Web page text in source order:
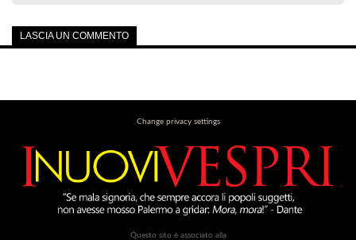
LASCIA UN COMMENTO
Change privacy settings
Questo sito è associato alla